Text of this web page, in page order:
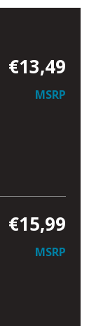
€13,49
MSRP
€15,99
MSRP